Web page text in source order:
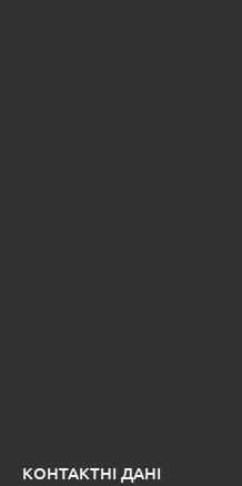
КОНТАКТНІ ДАНІ